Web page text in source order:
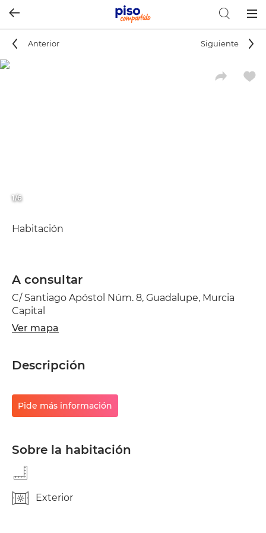
Anterior Siguiente
1/6
Habitación
A consultar
C/ Santiago Apóstol Núm. 8, Guadalupe, Murcia
Capital
Ver mapa
Descripción
Pide más información
Sobre la habitación
Exterior